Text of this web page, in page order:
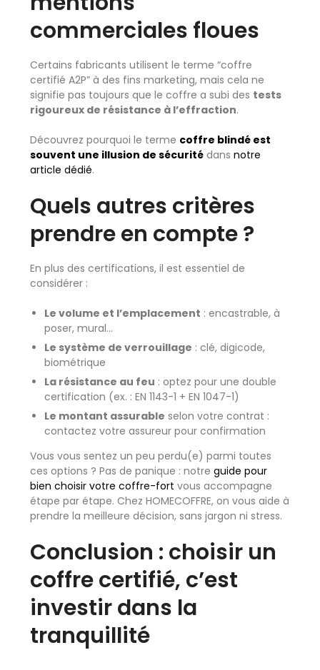
commerciales floues
Certains fabricants utilisent le terme “coffre
certifié A2P” à des fins marketing, mais cela ne
signifie pas toujours que le coffre a subi des tests
rigoureux de résistance à l’effraction.
Découvrez pourquoi le terme coffre blindé est
souvent une illusion de sécurité dansnotre
article dédié.
Quels autres critères
prendre en compte ?
En plus des certifications, il est essentiel de
considérer :
Le volume et l’emplacement : encastrable, à
poser, mural…
Le système de verrouillage : clé, digicode,
biométrique
La résistance au feu : optez pour une double
certification (ex. : EN 1143-1 + EN 1047-1)
Le montant assurable selon votre contrat :
contactez votre assureur pour confirmation
Vous vous sentez un peu perdu(e) parmi toutes
ces options ? Pas de panique : notreguide pour
bien choisir votre coffre-fort vous accompagne
étape par étape. Chez HOMECOFFRE, on vous aide à
prendre la meilleure décision, sans jargon ni stress.
Conclusion : choisir un
coffre certifié, c’est
investir dans la
tranquillité